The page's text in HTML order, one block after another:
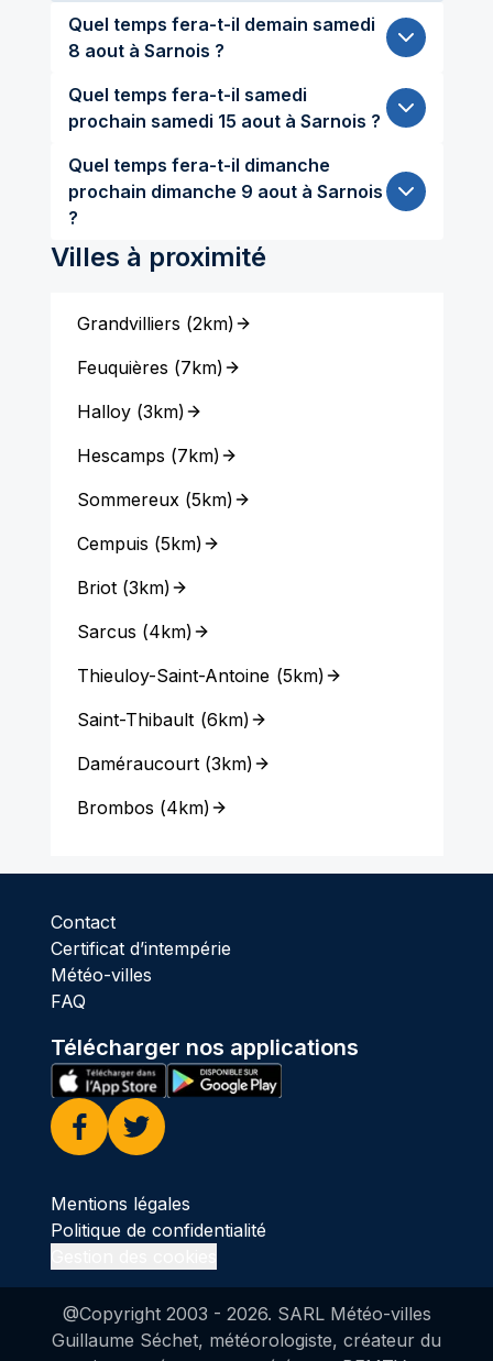
Quel temps fera-t-il demain samedi
8 aout à Sarnois ?
Quel temps fera-t-il samedi
prochain samedi 15 aout à Sarnois ?
Quel temps fera-t-il dimanche
prochain dimanche 9 aout à Sarnois
?
Villes à proximité
Grandvilliers (2km)
Feuquières (7km)
Halloy(3km)
Hescamps (7km)
Sommereux(5km)
Cempuis (5km)
Briot(3km)
Sarcus (4km)
Thieuloy-Saint-Antoine (5km)
Saint-Thibault (6km)
Daméraucourt(3km)
Brombos (4km)
Contact
Certificat d’intempérie
Météo-villes
FAQ
Télécharger nos applications
Facebook
Twitter
Mentions légales
Politique de confidentialité
@Copyright 2003 - 2026. SARL Météo-villes
Guillaume Séchet, météorologiste, créateur du